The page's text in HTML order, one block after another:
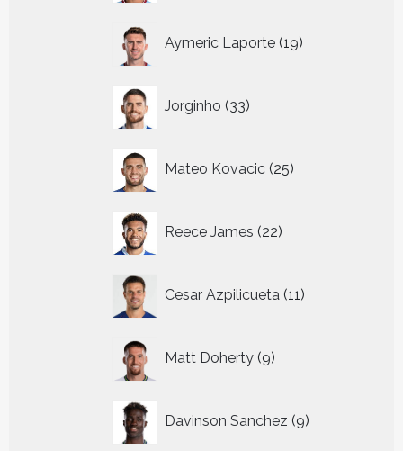
Aymeric Laporte 19
producten
Jorginho 33
producten
Mateo Kovacic 25
producten
Reece James 22
producten
Cesar Azpilicueta 11
producten
Matt Doherty 9
producten
Davinson Sanchez 9
producten